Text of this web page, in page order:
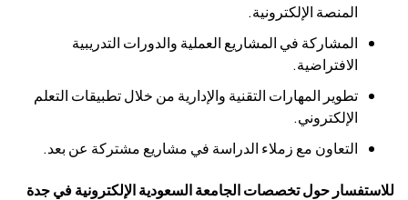
المنصة الإلكترونية.
المشاركة في المشاريع العملية والدورات التدريبية
الافتراضية.
تطوير المهارات التقنية والإدارية من خلال تطبيقات التعلم
الإلكتروني.
التعاون مع زملاء الدراسة في مشاريع مشتركة عن بعد.
للاستفسار حول تخصصات الجامعة السعودية الإلكترونية في جدة